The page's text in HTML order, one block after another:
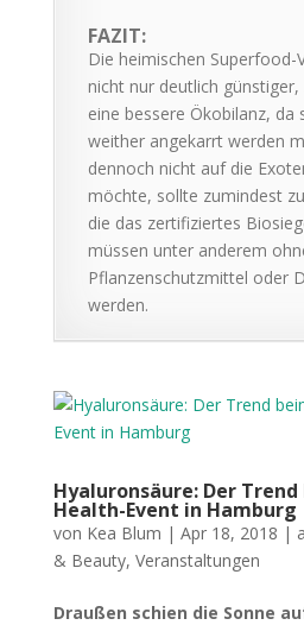
FAZIT:
Die heimischen Superfood-
nicht nur deutlich günstiger,
eine bessere Ökobilanz, da
weither angekarrt werden
dennoch nicht auf die
möchte, sollte zumindest
die das zertifiziertes
müssen unter anderem
Pflanzenschutzmittel oder
werden.
Hyaluronsäure: Der
Health-Event in Hamburg
von Kea Blum | Apr 18, 2018 |
& Beauty, Veranstaltungen
Draußen schien die Sonne